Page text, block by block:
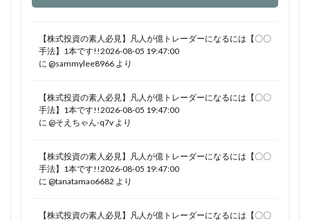
【株式投資の素人必見】凡人が億トレーダーになるには【〇〇
手法】1本です!!2026-08-05 19:47:00
に @sammylee8966 より
【株式投資の素人必見】凡人が億トレーダーになるには【〇〇
手法】1本です!!2026-08-05 19:47:00
に @そえちゃん-q7v より
【株式投資の素人必見】凡人が億トレーダーになるには【〇〇
手法】1本です!!2026-08-05 19:47:00
に @tanatamao6682 より
【株式投資の素人必見】凡人が億トレーダーになるには【〇〇